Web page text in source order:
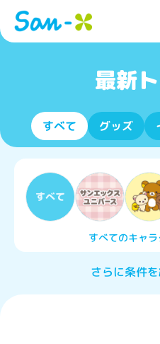
最新
すべて グッズ
すべて
すべてのキャ
さらに条件